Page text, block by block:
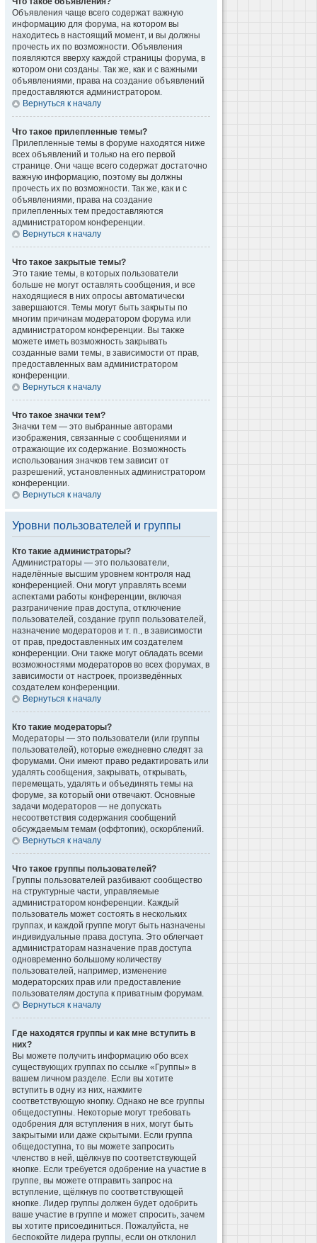
Объявления чаще всего содержат важную
информацию для форума, на котором вы
находитесь в настоящий момент, и вы должны
прочесть их по возможности. Объявления
появляются вверху каждой страницы форума, в
котором они созданы. Так же, как и с важными
объявлениями, права на создание объявлений
предоставляются администратором.
Вернуться к началу
Что такое прилепленные темы?
Прилепленные темы в форуме находятся ниже
всех объявлений и только на его первой
странице. Они чаще всего содержат достаточно
важную информацию, поэтому вы должны
прочесть их по возможности. Так же, как и с
объявлениями, права на создание
прилепленных тем предоставляются
администратором конференции.
Вернуться к началу
Что такое закрытые темы?
Это такие темы, в которых пользователи
больше не могут оставлять сообщения, и все
находящиеся в них опросы автоматически
завершаются. Темы могут быть закрыты по
многим причинам модератором форума или
администратором конференции. Вы также
можете иметь возможность закрывать
созданные вами темы, в зависимости от прав,
предоставленных вам администратором
конференции.
Вернуться к началу
Что такое значки тем?
Значки тем — это выбранные авторами
изображения, связанные с сообщениями и
отражающие их содержание. Возможность
использования значков тем зависит от
разрешений, установленных администратором
конференции.
Вернуться к началу
Уровни пользователей и группы
Кто такие администраторы?
Администраторы — это пользователи,
наделённые высшим уровнем контроля над
конференцией. Они могут управлять всеми
аспектами работы конференции, включая
разграничение прав доступа, отключение
пользователей, создание групп пользователей,
назначение модераторов и т. п., в зависимости
от прав, предоставленных им создателем
конференции. Они также могут обладать всеми
возможностями модераторов во всех форумах, в
зависимости от настроек, произведённых
создателем конференции.
Вернуться к началу
Кто такие модераторы?
Модераторы — это пользователи (или группы
пользователей), которые ежедневно следят за
форумами. Они имеют право редактировать или
удалять сообщения, закрывать, открывать,
перемещать, удалять и объединять темы на
форуме, за который они отвечают. Основные
задачи модераторов — не допускать
несоответствия содержания сообщений
обсуждаемым темам (оффтопик), оскорблений.
Вернуться к началу
Что такое группы пользователей?
Группы пользователей разбивают сообщество
на структурные части, управляемые
администратором конференции. Каждый
пользователь может состоять в нескольких
группах, и каждой группе могут быть назначены
индивидуальные права доступа. Это облегчает
администраторам назначение прав доступа
одновременно большому количеству
пользователей, например, изменение
модераторских прав или предоставление
пользователям доступа к приватным форумам.
Вернуться к началу
Где находятся группы и как мне вступить в
них?
Вы можете получить информацию обо всех
существующих группах по ссылке «Группы» в
вашем личном разделе. Если вы хотите
вступить в одну из них, нажмите
соответствующую кнопку. Однако не все группы
общедоступны. Некоторые могут требовать
одобрения для вступления в них, могут быть
закрытыми или даже скрытыми. Если группа
общедоступна, то вы можете запросить
членство в ней, щёлкнув по соответствующей
кнопке. Если требуется одобрение на участие в
группе, вы можете отправить запрос на
вступление, щёлкнув по соответствующей
кнопке. Лидер группы должен будет одобрить
ваше участие в группе и может спросить, зачем
вы хотите присоединиться. Пожалуйста, не
беспокойте лидера группы, если он отклонил